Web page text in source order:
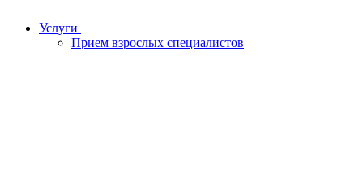
Услуги
Прием взрослых специалистов